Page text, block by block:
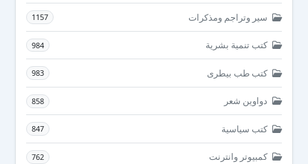
سير وتراجم ومذكرات 1157
كتب تنمية بشرية 984
كتب طب بيطرى 983
دواوين شعر 858
كتب سياسية 847
كمبيوتر وانترنت 762